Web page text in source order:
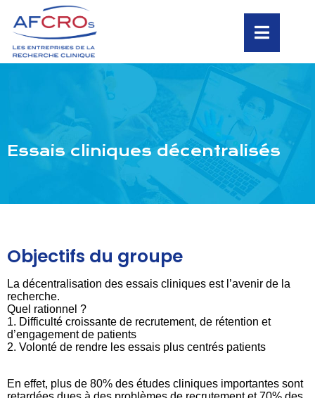
Essais cliniques décentralisés
Objectifs du groupe
La décentralisation des essais cliniques est l’avenir de la
recherche.
Quel rationnel ?
1. Difficulté croissante de recrutement, de rétention et
d’engagement de patients
2. Volonté de rendre les essais plus centrés patients
En effet, plus de 80% des études cliniques importantes sont